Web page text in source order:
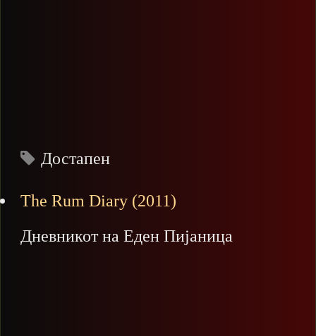
Достапен
The Rum Diary (2011)
Дневникот на Еден Пијаница